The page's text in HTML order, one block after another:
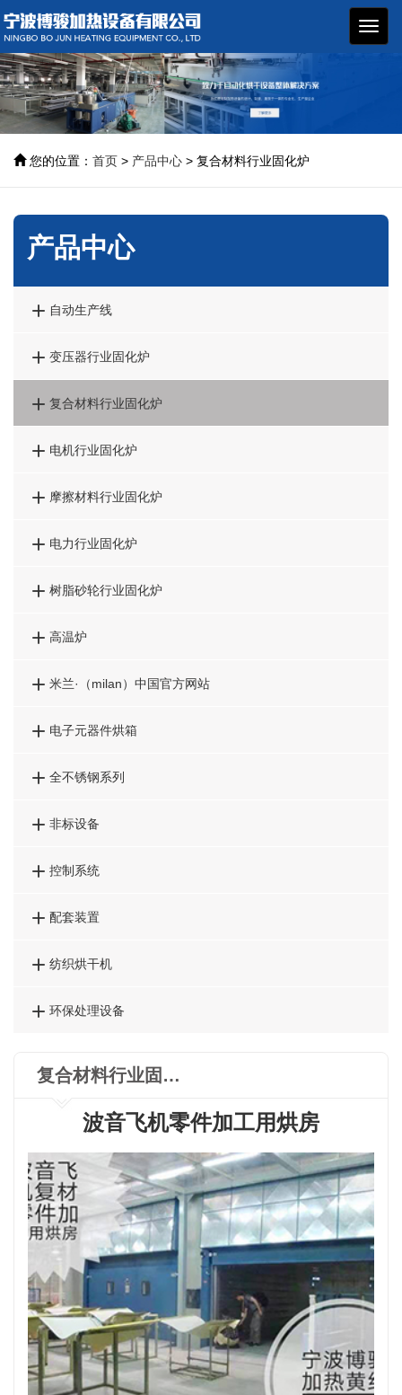
博骏
加热
您的位置： 首页 > 产品中心 > 复合材料行业固化炉
产品中心
 自动生产线
 变压器行业固化炉
 复合材料行业固化炉
 电机行业固化炉
 摩擦材料行业固化炉
 电力行业固化炉
 树脂砂轮行业固化炉
 高温炉
 米兰·（milan）中国官方网站
 电子元器件烘箱
 全不锈钢系列
 非标设备
 控制系统
 配套装置
 纺织烘干机
 环保处理设备
复合材料行业固化炉
波音飞机零件加工用烘房